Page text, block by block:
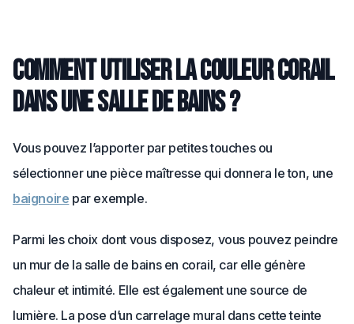
Comment utiliser la couleur corail
dans une salle de bains ?
Vous pouvez l’apporter par petites touches ou
sélectionner une pièce maîtresse qui donnera le ton, une
baignoire par exemple.
Parmi les choix dont vous disposez, vous pouvez peindre
un mur de la salle de bains en corail, car elle génère
chaleur et intimité. Elle est également une source de
lumière. La pose d’un carrelage mural dans cette teinte